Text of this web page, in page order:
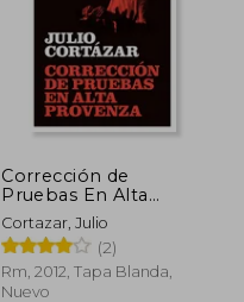
30%
dcto.
Corrección de
Pruebas En Alta
Provenza:
Proofreading of
Haute Provence,
Spanish Edition (en
Inglés)
Cortazar, Julio
(2)
Rm, 2012, Tapa Blanda,
Nuevo